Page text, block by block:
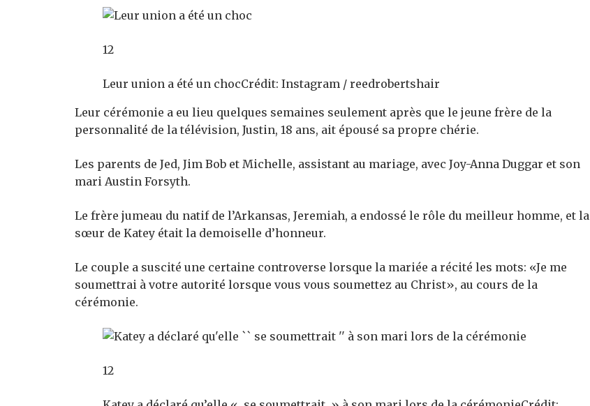
12
Leur union a été un chocCrédit: Instagram / reedrobertshair
Leur cérémonie a eu lieu quelques semaines seulement après que le jeune frère de la
personnalité de la télévision, Justin, 18 ans, ait épousé sa propre chérie.
Les parents de Jed, Jim Bob et Michelle, assistant au mariage, avec Joy-Anna Duggar et son
mari Austin Forsyth.
Le frère jumeau du natif de l’Arkansas, Jeremiah, a endossé le rôle du meilleur homme, et la
sœur de Katey était la demoiselle d’honneur.
Le couple a suscité une certaine controverse lorsque la mariée a récité les mots: «Je me
soumettrai à votre autorité lorsque vous vous soumettez au Christ», au cours de la
cérémonie.
12